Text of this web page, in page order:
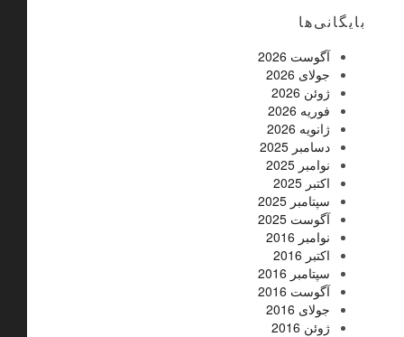
بایگانی‌ها
آگوست 2026
جولای 2026
ژوئن 2026
فوریه 2026
ژانویه 2026
دسامبر 2025
نوامبر 2025
اکتبر 2025
سپتامبر 2025
آگوست 2025
نوامبر 2016
اکتبر 2016
سپتامبر 2016
آگوست 2016
جولای 2016
ژوئن 2016